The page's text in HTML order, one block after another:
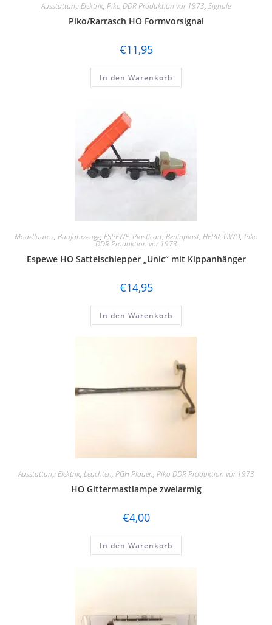
Ausstattung Elektrik, Piko DDR Produktion vor 1973, Signale
Piko/Rarrasch HO Formvorsignal
€11,95
In den Warenkorb
Modellautos, Baufahrzeuge, ESPEWE, Plasticart, Berlinplast, HERR, OWO, Piko
DDR Produktion vor 1973
Espewe HO Sattelschlepper „Unic“ mit Kippanhänger
€14,95
In den Warenkorb
Ausstattung Elektrik, Leuchten, PGH Plauen, Piko DDR Produktion vor 1973
HO Gittermastlampe zweiarmig
€4,00
In den Warenkorb